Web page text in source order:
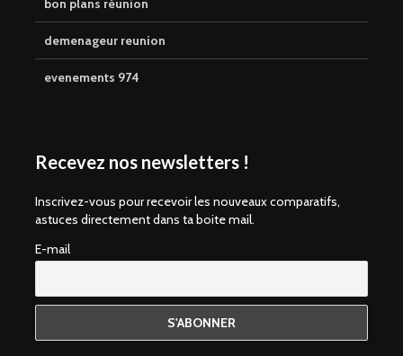
bon plans réunion
demenageur reunion
evenements 974
Recevez nos newsletters !
Inscrivez-vous pour recevoir les nouveaux comparatifs,
astuces directement dans ta boite mail.
E-mail